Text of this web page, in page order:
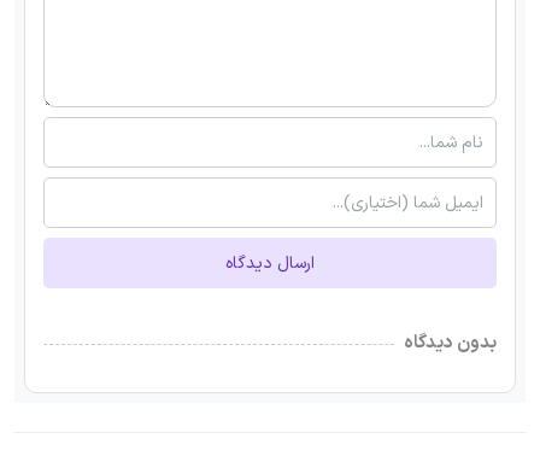
ارسال دیدگاه
بدون دیدگاه